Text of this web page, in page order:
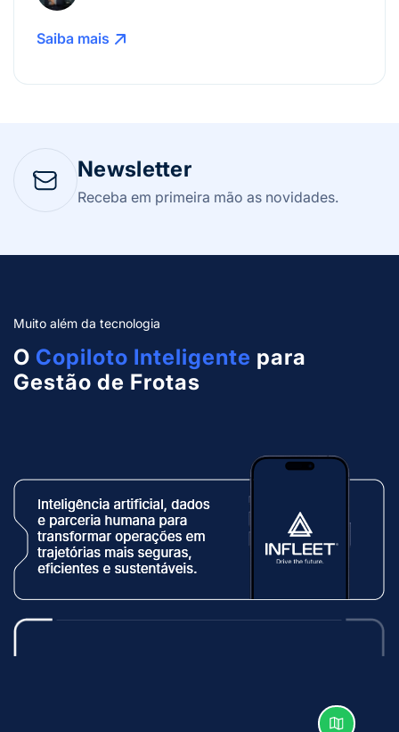
Saiba mais
Newsletter
Receba em primeira mão as novidades.
Muito além da tecnologia
O Copiloto Inteligente para
Gestão de Frotas